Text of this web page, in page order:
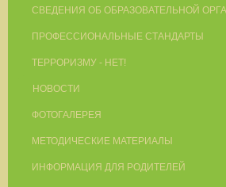
СВЕДЕНИЯ ОБ ОБРАЗОВАТЕЛЬНОЙ
ПРОФЕССИОНАЛЬНЫЕ СТАНДАРТЫ
ТЕРРОРИЗМУ - НЕТ!
НОВОСТИ
ФОТОГАЛЕРЕЯ
МЕТОДИЧЕСКИЕ МАТЕРИАЛЫ
ИНФОРМАЦИЯ ДЛЯ РОДИТЕЛЕЙ